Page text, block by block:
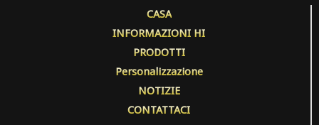
CASA
INFORMAZIONI HI
PRODOTTI
Personalizzazione
NOTIZIE
CONTATTACI